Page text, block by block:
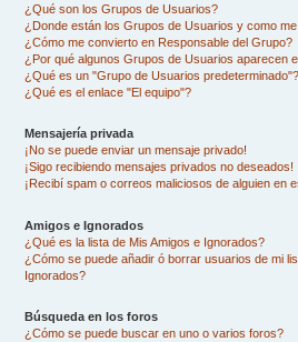
¿Qué son los Grupos de Usuarios?
¿Donde están los Grupos de Usuarios y como
¿Cómo me convierto en Responsable del Grupo?
¿Por qué algunos Grupos de Usuarios aparecen
¿Qué es un "Grupo de Usuarios predeterminado"?
¿Qué es el enlace "El equipo"?
Mensajería privada
¡No se puede enviar un mensaje privado!
¡Sigo recibiendo mensajes privados no deseados!
¡Recibí spam o correos maliciosos de alguien en
Amigos e Ignorados
¿Qué es la lista de Mis Amigos e Ignorados?
¿Cómo se puede añadir ó borrar usuarios de mi
Ignorados?
Búsqueda en los foros
¿Cómo se puede buscar en uno o varios foros?